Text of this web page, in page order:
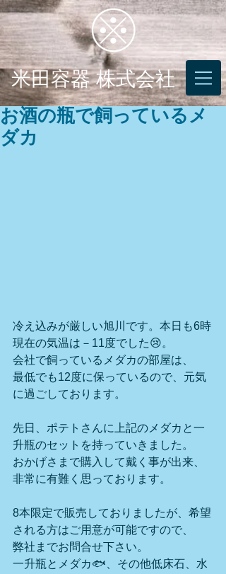
米田容器 株式会社
お酒の瓶で飼っているメ
ダカ
冷え込みが厳しい旭川です。本日も6時
現在の気温は－11度でした😢。
会社で飼っているメダカの部屋は、
最低でも12度に保っているので、元気
に過ごしております。
先日、ポテトさんに上記のメダカと一
升瓶のセットを持っていきました。
おかげさまで購入して戴く事が出来、
非常に有難く思っております。
8本限定で販売しておりましたが、希望
される方はご用意が可能ですので、
弊社までお問合せ下さい。
一升瓶とメダカ🐟、その他低床石、水